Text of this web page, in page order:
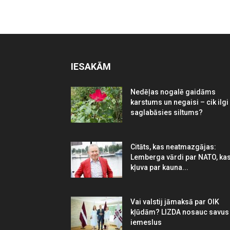
IESAKĀM
Nedēļas nogalē gaidāms
karstums un negaisi – cik ilgi
saglabāsies siltums?
Citāts, kas neatmazgājas:
Lemberga vārdi par NATO,
kļuva par kauna...
Vai valstij jāmaksā par OIK
kļūdām? LIZDA nosauc savus
iemeslus